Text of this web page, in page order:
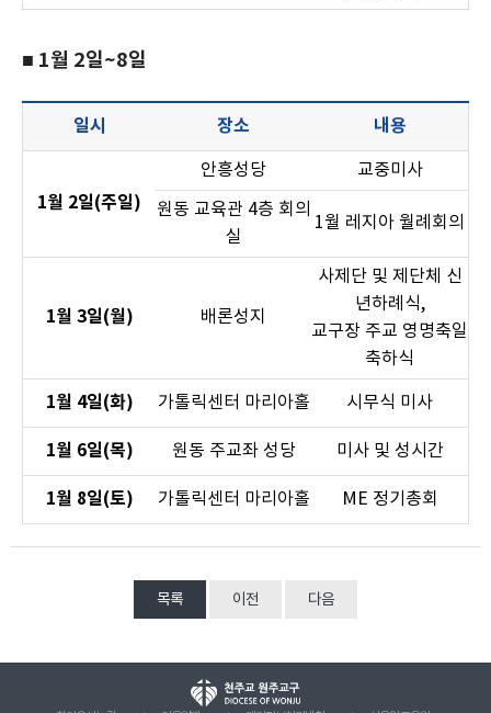
■ 1월 2일~8일
일시 장소 내용
1월 2일(주일)
안흥성당
교중미사
원동 교육관 4층 회의
실
1월 레지아 월례회의
1월 3일(월) 배론성지
사제단 및 제단체 신
년하례식,
교구장 주교 영명축일
축하식
1월 4일(화) 가톨릭센터 마리아홀 시무식 미사
1월 6일(목) 원동 주교좌 성당 미사 및 성시간
1월 8일(토) 가톨릭센터 마리아홀 ME 정기총회
목록 이전 다음